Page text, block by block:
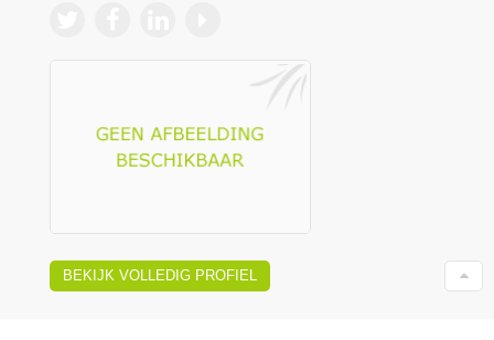
BEKIJK VOLLEDIG PROFIEL